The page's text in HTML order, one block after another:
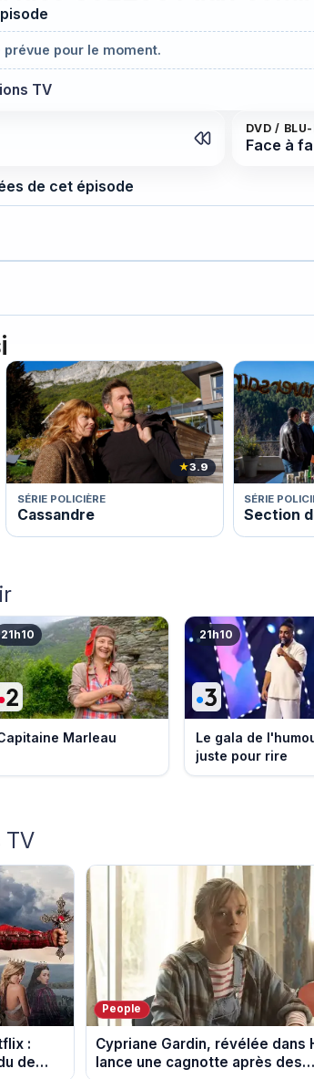
pour le moment.
TV
DVD / BLU-
Face à
de cet épisode
★3.9
SÉRIE POLICIÈRE
Cassandre
SÉRIE
Section
21h10
Marleau
21h10
Le gala de
juste pour rire
TV
:
de
People
Cypriane Gardin, révélée dans
lance une cagnotte après des